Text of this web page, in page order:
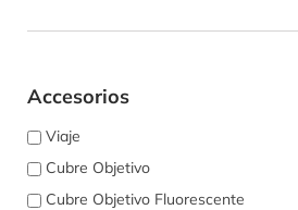
Accesorios
Viaje
Cubre Objetivo
Cubre Objetivo Fluorescente